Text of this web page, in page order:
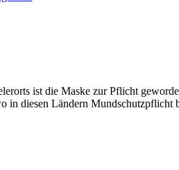
ist die Maske zur Pflicht
in diesen Ländern Mundschutzpflicht